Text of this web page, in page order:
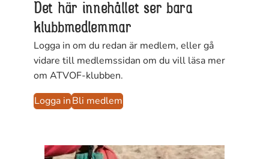
Det här innehållet ser bara
klubbmedlemmar
Logga in om du redan är medlem, eller gå
vidare till medlemssidan om du vill läsa mer
om ATVOF-klubben.
Logga inBli medlem